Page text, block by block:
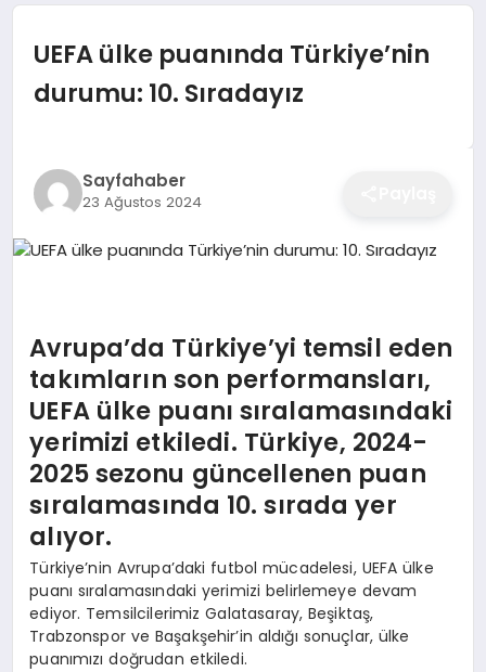
İZMIR HABERLERI
EĞITIM
SAĞLIK
YAŞAM
DIĞER
UEFA ülke puanında Türkiye’nin
durumu: 10. Sıradayız
Sayfahaber
23 Ağustos 2024
Avrupa’da Türkiye’yi temsil eden
takımların son performansları,
UEFA ülke puanı sıralamasındaki
yerimizi etkiledi. Türkiye, 2024-
2025 sezonu güncellenen puan
sıralamasında 10. sırada yer
alıyor.
Türkiye’nin Avrupa’daki futbol mücadelesi, UEFA ülke
puanı sıralamasındaki yerimizi belirlemeye devam
ediyor. Temsilcilerimiz Galatasaray, Beşiktaş,
Trabzonspor ve Başakşehir’in aldığı sonuçlar, ülke
puanımızı doğrudan etkiledi.